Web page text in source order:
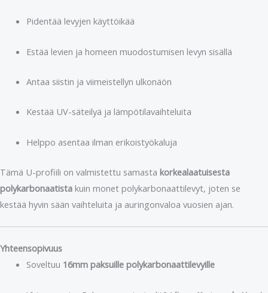
Pidentää levyjen käyttöikää
Estää levien ja homeen muodostumisen levyn sisällä
Antaa siistin ja viimeistellyn ulkonäön
Kestää UV-säteilyä ja lämpötilavaihteluita
Helppo asentaa ilman erikoistyökaluja
Tämä U-profiili on valmistettu samasta korkealaatuisesta
polykarbonaatista kuin monet polykarbonaattilevyt, joten se
kestää hyvin sään vaihteluita ja auringonvaloa vuosien ajan.
Yhteensopivuus
Soveltuu 16mm paksuille polykarbonaattilevyille